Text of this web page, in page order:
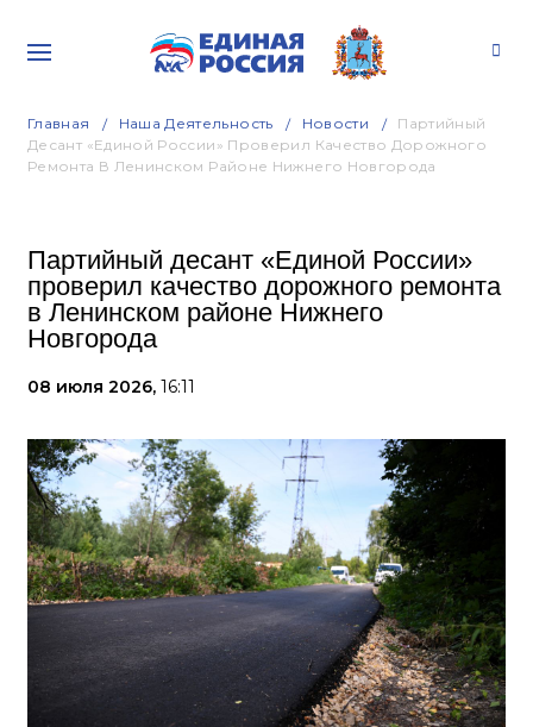
Главная Наша Деятельность Новости
Партийный
Десант «Единой России» Проверил Качество Дорожного
Ремонта В Ленинском Районе Нижнего Новгорода
Партийный десант «Единой России»
проверил качество дорожного ремонта
в Ленинском районе Нижнего
Новгорода
08 июля 2026, 16:11